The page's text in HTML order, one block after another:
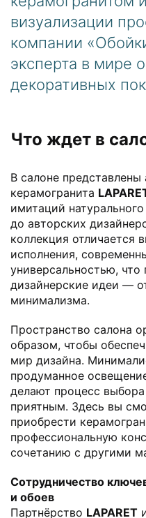
визуализации
компании
эксперта в мире
декоративных
Что ждет в
В салоне
керамогранита
имитаций
до авторских
коллекция отличается
исполнения,
универсальностью,
дизайнерские идеи —
минимализма.
Пространство салона
образом, чтобы
мир дизайна.
продуманное
делают процесс
приятным. Здесь вы
приобрести
профессиональную
сочетанию с другими
Сотрудничество
и обоев
Партнёрство LAPARET